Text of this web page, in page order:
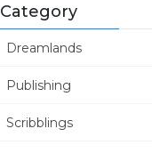
Category
Dreamlands
Publishing
Scribblings